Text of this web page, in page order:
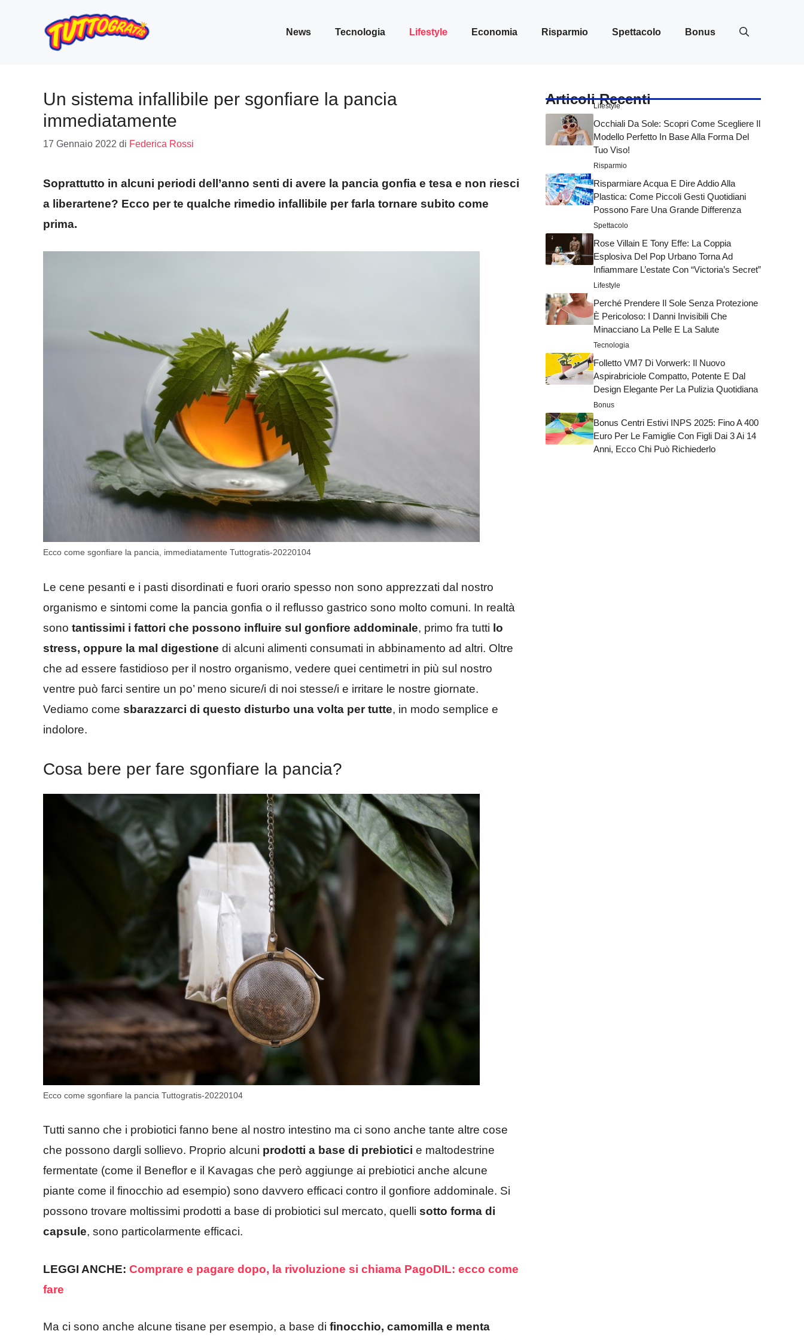
contenuto
News Tecnologia Lifestyle Economia Risparmio Spettacolo Bonus
Un sistema infallibile per sgonfiare la pancia
immediatamente
17 Gennaio 2022 di Federica Rossi
Soprattutto in alcuni periodi dell’anno senti di avere la pancia gonfia e tesa e non riesci
a liberartene? Ecco per te qualche rimedio infallibile per farla tornare subito come
prima.
Ecco come sgonfiare la pancia, immediatamente Tuttogratis-20220104
Le cene pesanti e i pasti disordinati e fuori orario spesso non sono apprezzati dal nostro
organismo e sintomi come la pancia gonfia o il reflusso gastrico sono molto comuni. In realtà
sono tantissimi i fattori che possono influire sul gonfiore addominale, primo fra tutti lo
stress, oppure la mal digestione di alcuni alimenti consumati in abbinamento ad altri. Oltre
che ad essere fastidioso per il nostro organismo, vedere quei centimetri in più sul nostro
ventre può farci sentire un po’ meno sicure/i di noi stesse/i e irritare le nostre giornate.
Vediamo come sbarazzarci di questo disturbo una volta per tutte, in modo semplice e
indolore.
Cosa bere per fare sgonfiare la pancia?
Ecco come sgonfiare la pancia Tuttogratis-20220104
Tutti sanno che i probiotici fanno bene al nostro intestino ma ci sono anche tante altre cose
che possono dargli sollievo. Proprio alcuni prodotti a base di prebiotici e maltodestrine
fermentate (come il Beneflor e il Kavagas che però aggiunge ai prebiotici anche alcune
piante come il finocchio ad esempio) sono davvero efficaci contro il gonfiore addominale. Si
possono trovare moltissimi prodotti a base di probiotici sul mercato, quelli sotto forma di
capsule, sono particolarmente efficaci.
LEGGI ANCHE: Comprare e pagare dopo, la rivoluzione si chiama PagoDIL: ecco come
fare
Ma ci sono anche alcune tisane per esempio, a base di finocchio, camomilla e menta
Articoli Recenti
Lifestyle
Occhiali Da Sole: Scopri Come Scegliere Il
Modello Perfetto In Base Alla Forma Del
Tuo Viso!
Risparmio
Risparmiare Acqua E Dire Addio Alla
Plastica: Come Piccoli Gesti Quotidiani
Possono Fare Una Grande Differenza
Spettacolo
Rose Villain E Tony Effe: La Coppia
Esplosiva Del Pop Urbano Torna Ad
Infiammare L’estate Con “Victoria’s Secret”
Lifestyle
Perché Prendere Il Sole Senza Protezione
È Pericoloso: I Danni Invisibili Che
Minacciano La Pelle E La Salute
Tecnologia
Folletto VM7 Di Vorwerk: Il Nuovo
Aspirabriciole Compatto, Potente E Dal
Design Elegante Per La Pulizia Quotidiana
Bonus
Bonus Centri Estivi INPS 2025: Fino A 400
Euro Per Le Famiglie Con Figli Dai 3 Ai 14
Anni, Ecco Chi Può Richiederlo